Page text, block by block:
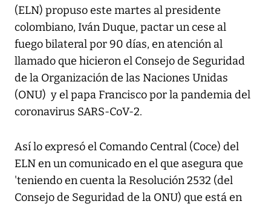
(ELN) propuso este martes al presidente
colombiano, Iván Duque, pactar un cese al
fuego bilateral por 90 días, en atención al
llamado que hicieron el Consejo de Seguridad
de la Organización de las Naciones Unidas
(ONU) y el papa Francisco por la pandemia del
coronavirus SARS-CoV-2.
Así lo expresó el Comando Central (Coce) del
ELN en un comunicado en el que asegura que
'teniendo en cuenta la Resolución 2532 (del
Consejo de Seguridad de la ONU) que está en